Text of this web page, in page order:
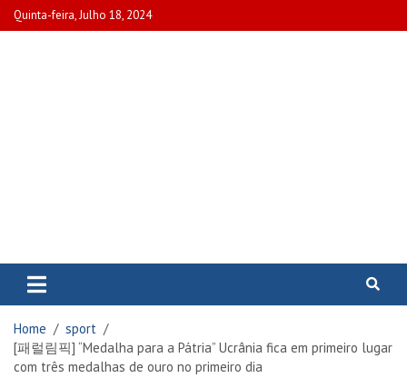
Skip
to
Quinta-feira, Julho 18, 2024
www.portalcascais.pt
recentes e veja programas de TV,
reportagens e podcasts
www.portalcascais.pt
Home
sport
[패럴림픽] “Medalha para a Pátria” Ucrânia fica em primeiro lugar
com três medalhas de ouro no primeiro dia